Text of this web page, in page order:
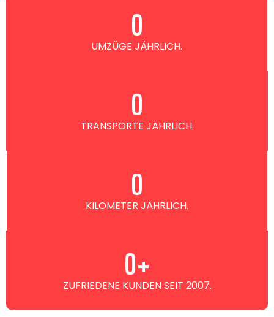
UMZÜGE JÄHRLICH.
0
TRANSPORTE JÄHRLICH.
0
KILOMETER JÄHRLICH.
0
ZUFRIEDENE KUNDEN SEIT 2007.
0+